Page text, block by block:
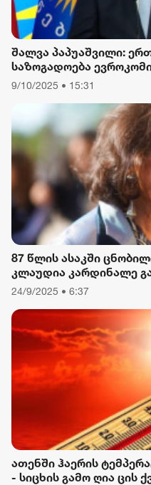
შალვა პაპუაშვილი:
საზოგადოება
მოელის, არის ბოდიში
9/10/2025 • 15:31
87 წლის ასაკში
კლაუდია კარდინალე
24/9/2025 • 6:37
ათენში ჰაერის
- სიცხის გამო ღია ცის